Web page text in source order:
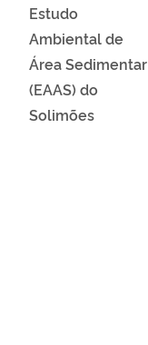
Estudo
Ambiental de
Área Sedimentar
(EAAS) do
Solimões